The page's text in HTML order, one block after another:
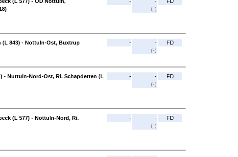
(-)
(L 843) - Nottuln-Ost, Buxtrup
-
-
(-)
FD
- Nuttuln-Nord-Ost, Ri. Schapdetten (L
-
-
(-)
FD
(L 577) - Nottuln-Nord, Ri.
-
-
(-)
FD